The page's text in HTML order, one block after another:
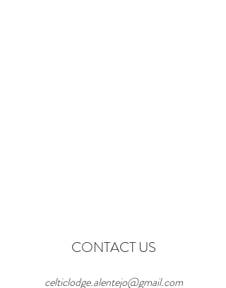
CONTACT US
celticlodge.alentejo@gmail.com